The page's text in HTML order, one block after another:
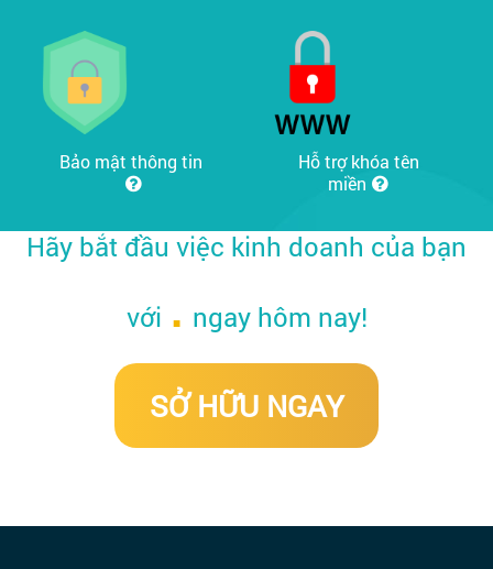
Bảo mật thông tin
Hỗ trợ khóa tên
miền
Hãy bắt đầu việc kinh doanh của bạn
với . ngay hôm nay!
SỞ HỮU NGAY